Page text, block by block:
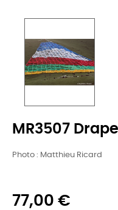
MR3507
Photo : Matthieu Ricard
77,00 €